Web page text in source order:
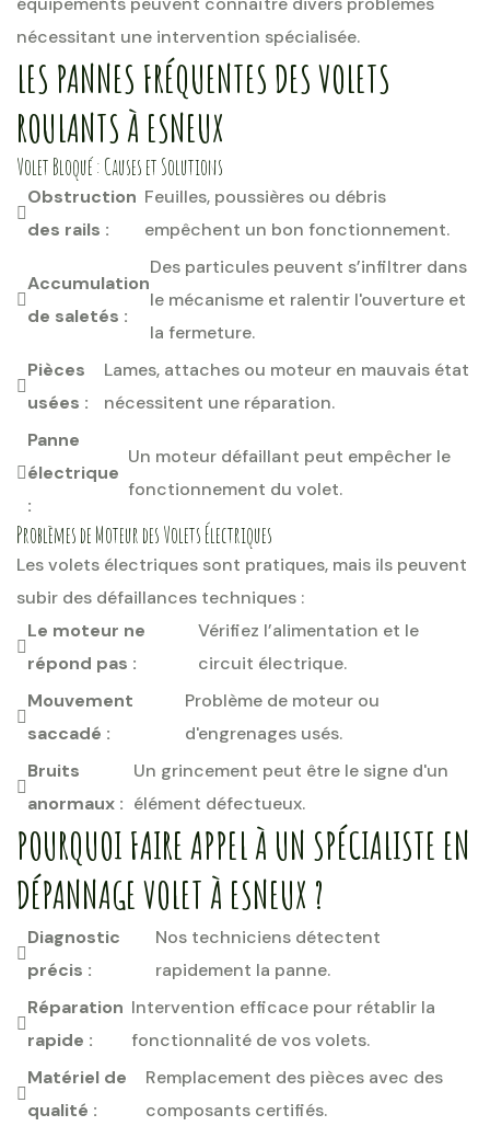
nécessitant une intervention spécialisée.
LES PANNES FRÉQUENTES DES VOLETS
ROULANTS À ESNEUX
Volet Bloqué : Causes et Solutions
Obstruction
des rails :
Feuilles, poussières ou débris
empêchent un bon fonctionnement.
Accumulation
de saletés :
Des particules peuvent s’infiltrer dans
le mécanisme et ralentir l'ouverture et
la fermeture.
Pièces
usées :
Lames, attaches ou moteur en mauvais état
nécessitent une réparation.
Panne
électrique
:
Un moteur défaillant peut empêcher le
fonctionnement du volet.
Problèmes de Moteur des Volets Électriques
Les volets électriques sont pratiques, mais ils peuvent
subir des défaillances techniques :
Le moteur ne
répond pas :
Vérifiez l’alimentation et le
circuit électrique.
Mouvement
saccadé :
Problème de moteur ou
d'engrenages usés.
Bruits
anormaux :
Un grincement peut être le signe d'un
élément défectueux.
POURQUOI FAIRE APPEL À UN SPÉCIALISTE EN
DÉPANNAGE VOLET À ESNEUX ?
Diagnostic
précis :
Nos techniciens détectent
rapidement la panne.
Réparation
rapide :
Intervention efficace pour rétablir la
fonctionnalité de vos volets.
Matériel de
qualité :
Remplacement des pièces avec des
composants certifiés.